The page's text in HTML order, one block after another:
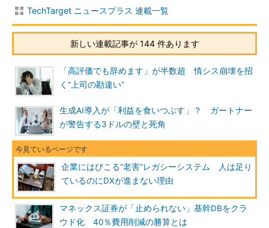
TechTarget ニュースプラス 連載一覧
新しい連載記事が 144 件あります
「高評価でも辞めます」が半数超 情シス崩壊を招
く“上司の勘違い”
生成AI導入が「利益を食いつぶす」？ ガートナー
が警告する3ドルの壁と死角
企業にはびこる“老害”レガシーシステム 人は足り
ているのにDXが進まない理由
マネックス証券が「止められない」基幹DBをクラ
ウド化 40％費用削減の勝算とは